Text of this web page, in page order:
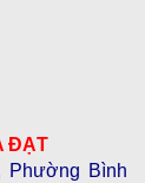
ĐẠT
Phường Bình